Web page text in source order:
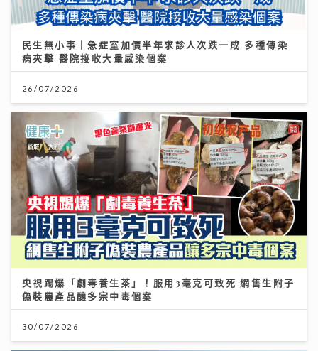
民生無小事｜急症室加價半年求診人次跌一成 多種傳染
病夾擊 醫院接收大量感染個案
26/07/2026
央視踢爆「劇毒養生茶」！服用3毫克可致死 網售生附子
偽裝農產品釀多宗中毒個案
30/07/2026